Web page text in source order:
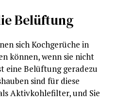
Belüftung
sich Kochgerüche in
können, wenn sie nicht
eine Belüftung geradezu
sind für diese
Aktivkohlefilter, und Sie